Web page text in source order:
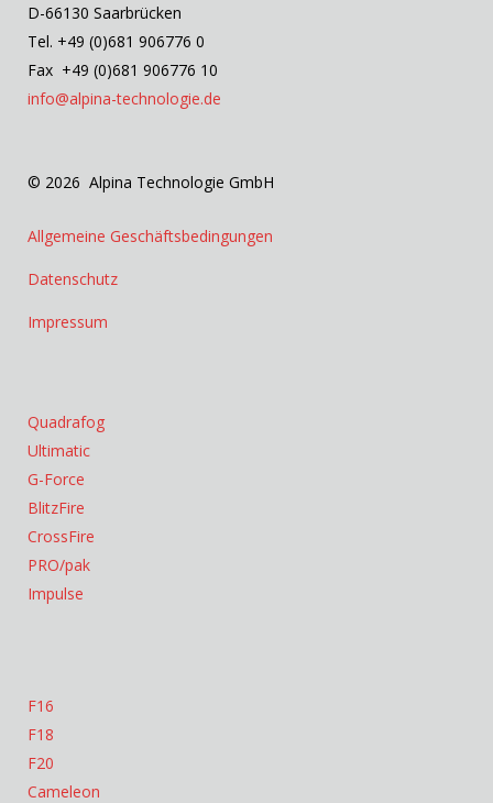
D-66130 Saarbrücken
Tel. +49 (0)681 906776 0
Fax +49 (0)681 906776 10
info@alpina-technologie.de
© 2026 Alpina Technologie GmbH
Allgemeine Geschäftsbedingungen
Datenschutz
Impressum
Quadrafog
Ultimatic
G-Force
BlitzFire
CrossFire
PRO/pak
Impulse
F16
F18
F20
Cameleon